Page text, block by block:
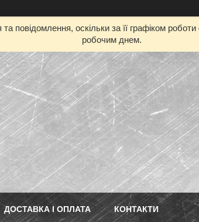
повідомлення, оскільки за її графіком
робочим днем.
ДОСТАВКА І ОПЛАТА КОНТАКТИ